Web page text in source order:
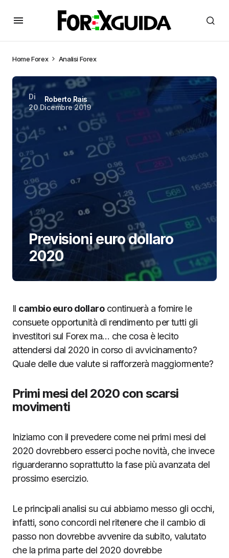
HomeForex Analisi Forex
Di
Roberto Rais
20 Dicembre 2019
Previsioni euro dollaro
2020
Il cambio euro dollarocontinuerà a fornire le
consuete opportunità di rendimento per tutti gli
investitori sul Forex ma… che cosa è lecito
attendersi dal 2020 in corso di avvicinamento?
Quale delle due valute si rafforzerà maggiormente?
Primi mesi del 2020 con scarsi
movimenti
Iniziamo con il prevedere come nei primi mesi del
2020 dovrebbero esserci poche novità, che invece
riguarderanno soprattutto la fase più avanzata del
prossimo esercizio.
Le principali analisi su cui abbiamo messo gli occhi,
infatti, sono concordi nel ritenere che il cambio di
passo non dovrebbe avvenire da subito, valutato
che la prima parte del 2020 dovrebbe